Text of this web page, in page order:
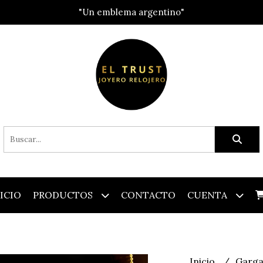
"Un emblema argentino"
PRODUCTOS CONTACTO CUENTA